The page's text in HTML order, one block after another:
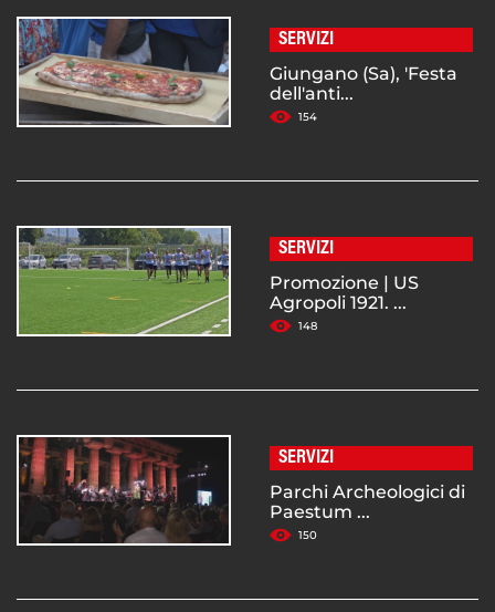
SERVIZI
Giungano (Sa), 'Festa
dell'anti...
154
SERVIZI
Promozione | US
Agropoli 1921. ...
148
SERVIZI
Parchi Archeologici di
Paestum ...
150